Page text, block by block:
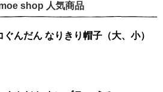
shop 人気商品
ぐんだん なりきり帽子（大、小）